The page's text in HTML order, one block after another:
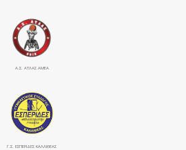
Α.Σ. ΑΤΛΑΣ ΑΜΕΑ
Γ.Σ. ΕΣΠΕΡΙΔΕΣ ΚΑΛΛΙΘΕΑΣ